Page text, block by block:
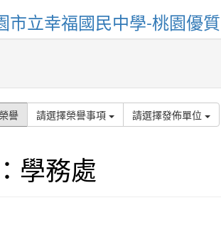
市立幸福國民中學-桃園優
譽 請選擇榮譽事項 請選擇發佈單位
學務處